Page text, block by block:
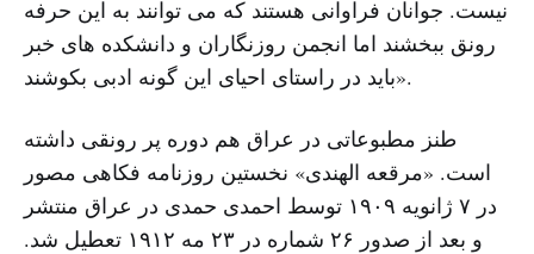
نیست. جوانان فراوانی هستند که می توانند به این حرفه
رونق ببخشند اما انجمن روزنگاران و دانشکده های خبر
باید در راستای احیای این گونه ادبی بکوشند».
طنز مطبوعاتی در عراق هم دوره پر رونقی داشته
است. «مرقعه الهندی» نخستین روزنامه فکاهی مصور
در ۷ ژانویه ۱۹۰۹ توسط احمدی حمدی در عراق منتشر
و بعد از صدور ۲۶ شماره در ۲۳ مه ۱۹۱۲ تعطیل شد.